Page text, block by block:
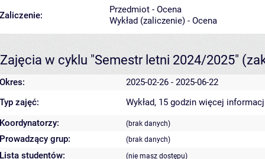
Zaliczenie:
Przedmiot - Ocena
Wykład (zaliczenie) - Ocena
Zajęcia w cyklu "Semestr letni 2024/2025"
Okres:
2025-02-26 - 2025-06-22
Typ zajęć:
Wykład, 15 godzin więcej
Koordynatorzy:
(brak danych)
Prowadzący grup: (brak danych)
Lista studentów: (nie masz dostępu)